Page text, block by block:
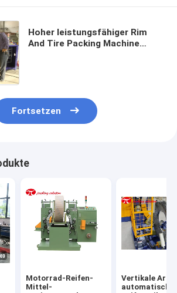
Hoher leistungsfähiger Rim
And Tire Packing Machine
Fortsetzen
Motorrad-Reifen-
Mittel-
Vertikale Art
automatische